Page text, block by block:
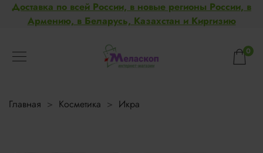
Доставка по всей России, в новые регионы России, в
Армению, в Беларусь, Казахстан и Киргизию
0
Главная Косметика Икра